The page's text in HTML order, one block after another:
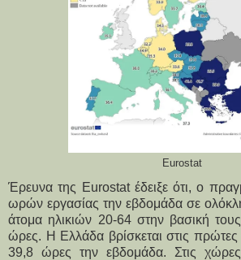
Eurostat
Έρευνα της Eurostat έδειξε ότι, ο
ωρών εργασίας την εβδομάδα σε
άτομα ηλικιών 20-64 στην βασική
ώρες. Η Ελλάδα βρίσκεται στις
39,8 ώρες την εβδομάδα. Στις χώρες